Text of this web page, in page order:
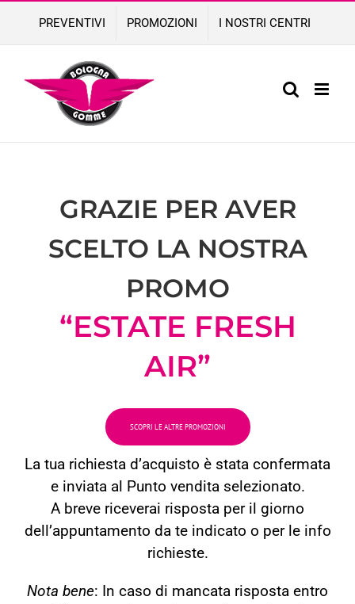
content
PREVENTIVI PROMOZIONI I NOSTRI CENTRI
GRAZIE PER AVER
SCELTO LA NOSTRA
PROMO
“ESTATE FRESH
AIR”
SCOPRI LE ALTRE PROMOZIONI
La tua richiesta d’acquisto è stata confermata
e inviata al Punto vendita selezionato.
A breve riceverai risposta per il giorno
dell’appuntamento da te indicato o per le info
richieste.
Nota bene: In caso di mancata risposta entro